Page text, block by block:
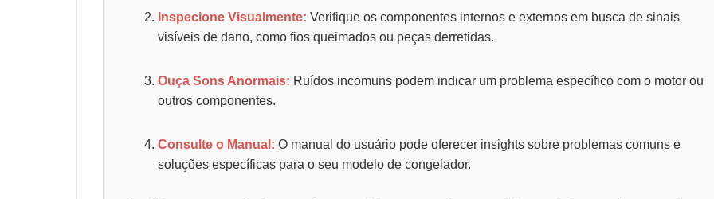
Inspecione Visualmente: Verifique os componentes internos e externos em busca de sinais
visíveis de dano, como fios queimados ou peças derretidas.
Ouça Sons Anormais: Ruídos incomuns podem indicar um problema específico com o motor ou
outros componentes.
Consulte o Manual: O manual do usuário pode oferecer insights sobre problemas comuns e
soluções específicas para o seu modelo de congelador.